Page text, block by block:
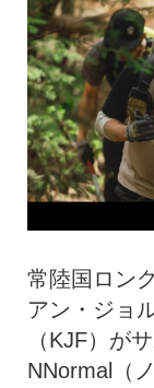
常陸国ロン
アン・ジョ
（KJF）が
NNormal（